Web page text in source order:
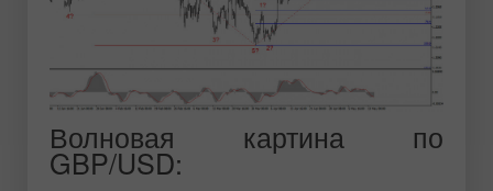
Волновая картина по
GBP/USD: